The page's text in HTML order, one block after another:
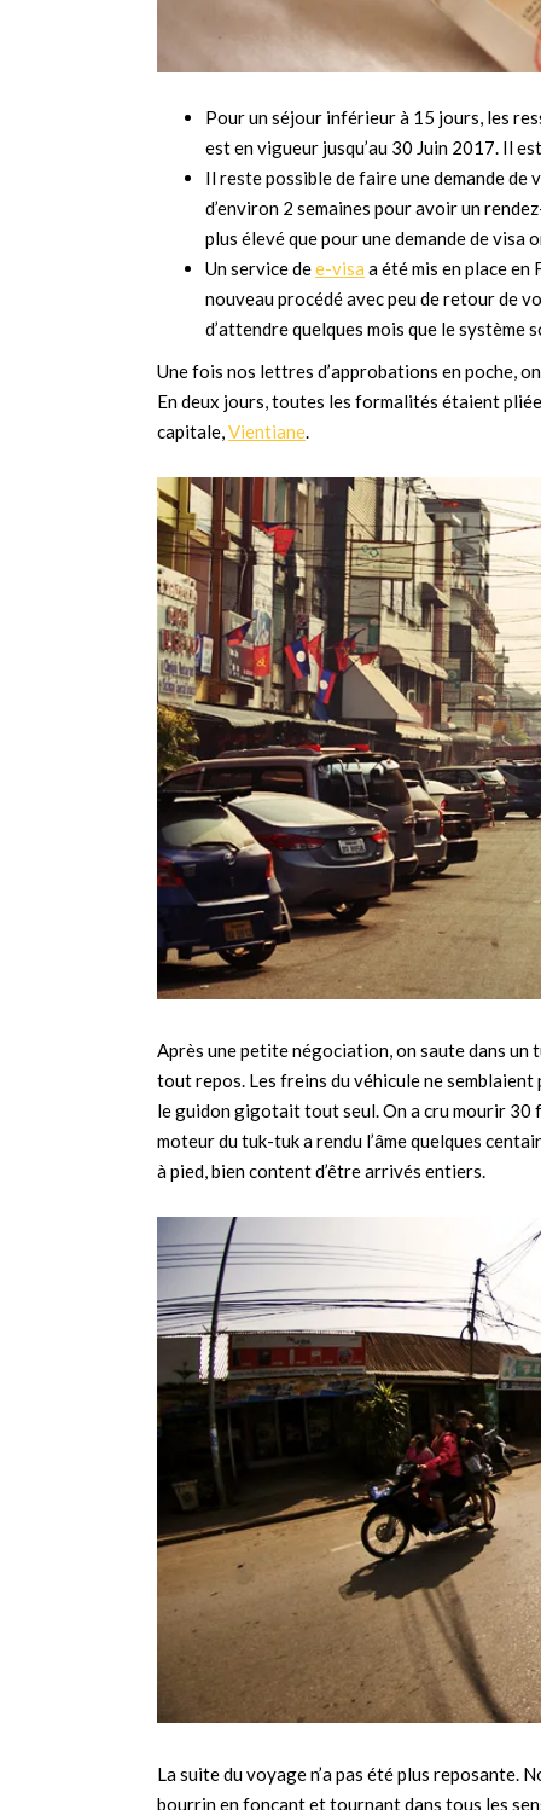
Pour un séjour inférieur à 15 jours, les
est en vigueur jusqu’au 30 Juin 2017. Il
Il reste possible de faire une demande de
d’environ 2 semaines pour avoir un
plus élevé que pour une demande de visa
Un service dee-visa a été mis en place en
nouveau procédé avec peu de retour de
d’attendre quelques mois que le
Une fois nos lettres d’approbations en poche,
En deux jours, toutes les formalités étaient
capitale,Vientiane.
Après une petite négociation, on saute dans un
tout repos. Les freins du véhicule ne
le guidon gigotait tout seul. On a cru mourir 30
moteur du tuk-tuk a rendu l’âme quelques
à pied, bien content d’être arrivés entiers.
La suite du voyage n’a pas été plus
bourrin en fonçant et tournant dans tous les